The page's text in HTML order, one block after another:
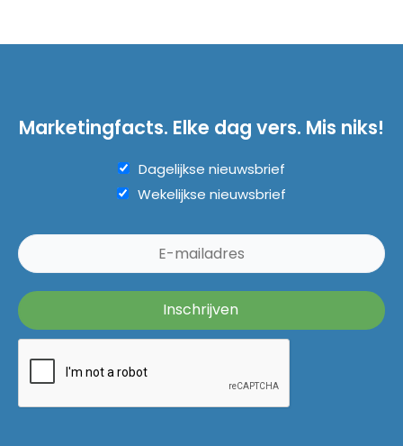
Marketingfacts. Elke dag vers. Mis niks!
Dagelijkse nieuwsbrief
Wekelijkse nieuwsbrief